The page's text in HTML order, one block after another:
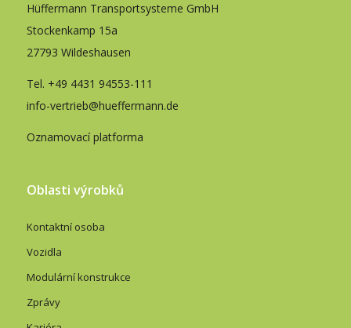
Hüffermann Transportsysteme GmbH
Stockenkamp 15a
27793 Wildeshausen
Tel. +49 4431 94553-111
info-vertrieb@hueffermann.de
Oznamovací platforma
Oblasti výrobků
Kontaktní osoba
Vozidla
Modulární konstrukce
Zprávy